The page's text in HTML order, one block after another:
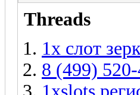
Threads
1x слот
8 (499)